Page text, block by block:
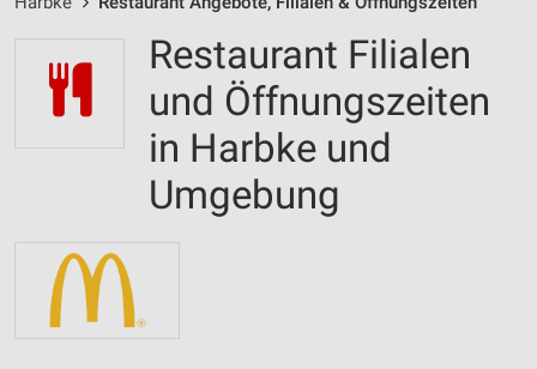
Restaurant Filialen
und Öffnungszeiten
in Harbke und
Umgebung